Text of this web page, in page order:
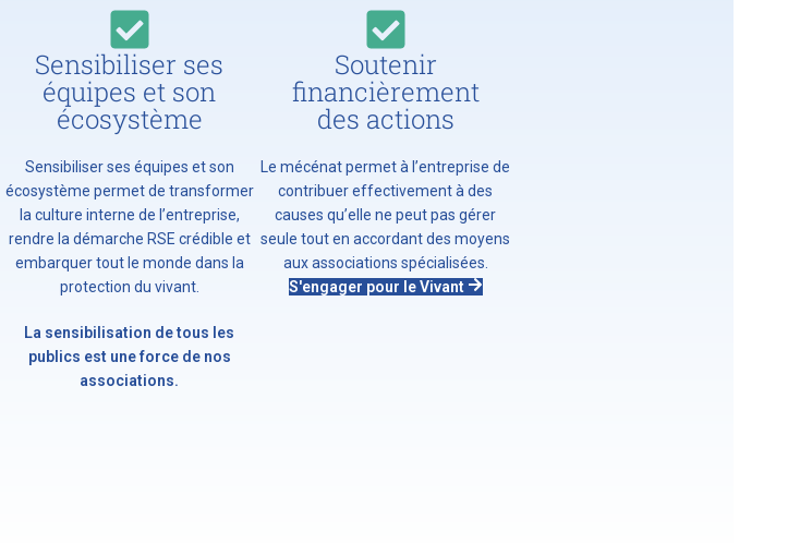
Sensibiliser ses
équipes et son
écosystème
Sensibiliser ses équipes et son
écosystème permet de transformer
la culture interne de l’entreprise,
rendre la démarche RSE crédible et
embarquer tout le monde dans la
protection du vivant.
La sensibilisation de tous les
publics est une force de nos
associations.
Soutenir
financièrement
des actions
Le mécénat permet à l’entreprise de
contribuer effectivement à des
causes qu’elle ne peut pas gérer
seule tout en accordant des moyens
aux associations spécialisées.
S'engager pour le Vivant